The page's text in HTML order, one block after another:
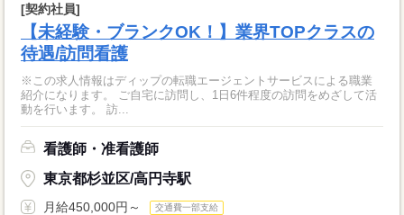
[契約社員]
【未経験・ブランクOK！】業界TOPクラスの
待遇/訪問看護
※この求人情報はディップの転職エージェントサービスによる職業
紹介になります。 ご自宅に訪問し、1日6件程度の訪問をめざして活
動を行います。 訪...
看護師・准看護師
東京都杉並区/高円寺駅
月給450,000円～ 交通費一部支給